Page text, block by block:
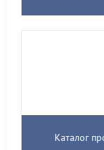
Каталог